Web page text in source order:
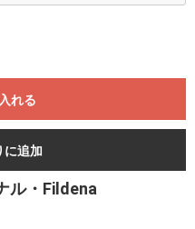
れる
に追加
ル・Fildena